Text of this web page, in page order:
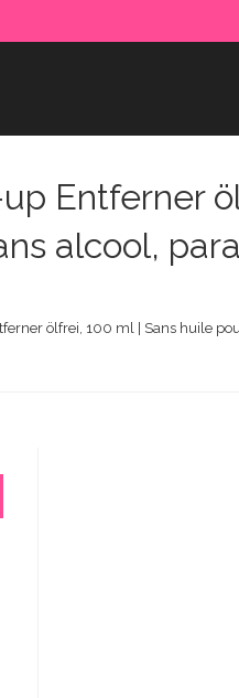
Entferner
alcool,
ölfrei, 100 ml | Sans huile